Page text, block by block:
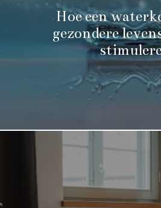
Hoe een
gezondere